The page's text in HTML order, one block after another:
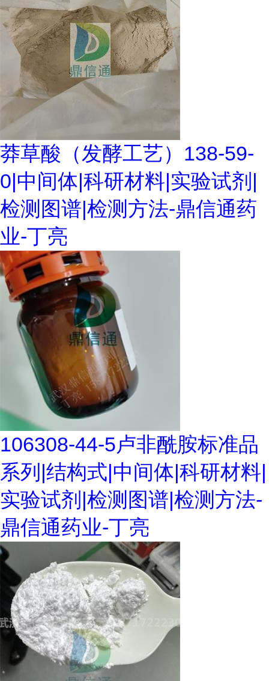
莽草酸（发酵工艺）138-59-
0|中间体|科研材料|实验试剂|
检测图谱|检测方法-鼎信通药
业-丁亮
106308-44-5卢非酰胺标准品
系列|结构式|中间体|科研材料|
实验试剂|检测图谱|检测方法-
鼎信通药业-丁亮